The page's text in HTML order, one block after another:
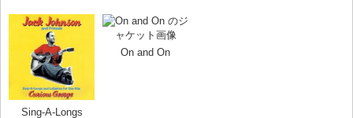
Sing-A-Longs
On and On